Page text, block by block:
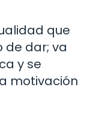
que
de dar; va
y se
motivación